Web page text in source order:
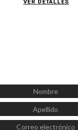
VER DETALLES